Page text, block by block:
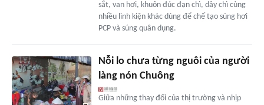
sắt, van hơi, khuôn đúc đạn chì, dây chì cùng
nhiều linh kiện khác dùng để chế tạo súng hơi
PCP và súng quân dụng.
Nỗi lo chưa từng nguôi của người
làng nón Chuông
Giữa những thay đổi của thị trường và nhịp